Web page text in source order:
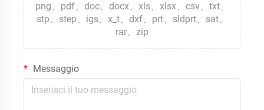
png、pdf、doc、docx、xls、xlsx、csv、txt、
stp、step、igs、x_t、dxf、prt、sldprt、sat、
rar、zip
Messaggio